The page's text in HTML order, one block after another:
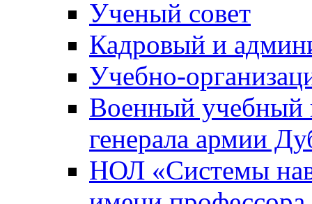
Ученый совет
Кадровый и
Учебно-
Военный учебный
генерала армии
НОЛ «Системы